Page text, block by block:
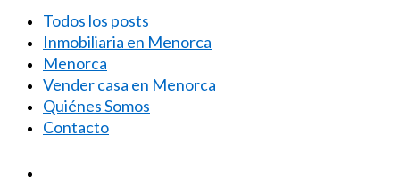
Todos los posts
Inmobiliaria en Menorca
Menorca
Vender casa en Menorca
Quiénes Somos
Contacto